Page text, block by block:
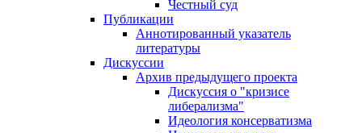
Честный суд
Публикации
Аннотированный указатель
литературы
Дискуссии
Архив предыдущего проекта
Дискуссия о "кризисе
либерализма"
Идеология консерватизма